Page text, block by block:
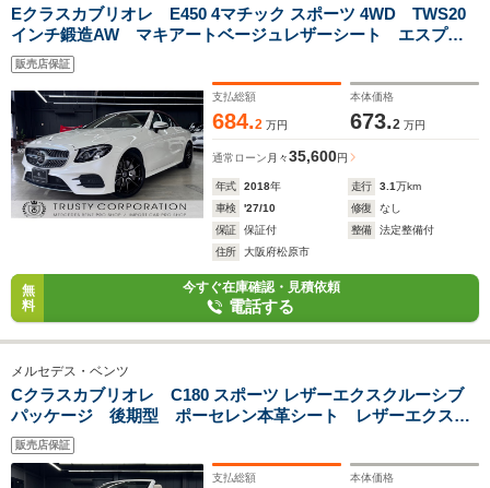
Eクラスカブリオレ E450 4マチック スポーツ 4WD TWS20
インチ鍛造AW マキアートベージュレザーシート エスプレ
ッソブラウンインテリア レザーエクスクルーシブパッケー
ジ 左ハンドル ブルメスターサウンド エアバランスパッケ
ージ ディーラー記録簿
販売店保証
支払総額
684.2 万円
本体価格
673.2 万円
通常ローン 月々35,600円
年式 2018年 走行 3.1万km
車検
'27/10 修復
なし
保証
保証付 整備
法定整備付
住所
大阪府松原市
無
料
今すぐ在庫確認・見積依頼
電話する
メルセデス・ベンツ
Cクラスカブリオレ C180 スポーツ レザーエクスクルーシブ
パッケージ 後期型 ポーセレン本革シート レザーエクスク
ルーシブPKG 青幌 AMGマルチスポーク19インチAW レー
ダーセーフティPKG ブルメスターサウンド エアスカーフ
シートヒーター パワートランク
販売店保証
支払総額 本体価格